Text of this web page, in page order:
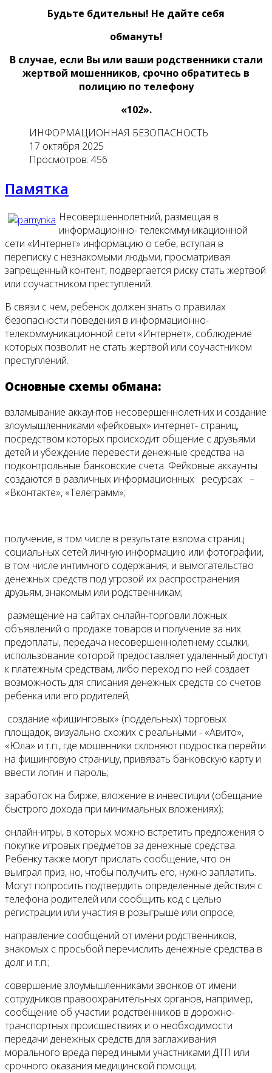
Будьте бдительны! Не дайте себя
обмануть!
В случае, если Вы или ваши родственники стали
жертвой мошенников, срочно обратитесь в
полицию по телефону
«102».
ИНФОРМАЦИОННАЯ БЕЗОПАСНОСТЬ
17 октября 2025
Просмотров: 456
Памятка
Несовершеннолетний, размещая в
информационно- телекоммуникационной
сети «Интернет» информацию о себе, вступая в
переписку с незнакомыми людьми, просматривая
запрещенный контент, подвергается риску стать жертвой
или соучастником преступлений.
В связи с чем, ребенок должен знать о правилах
безопасности поведения в информационно-
телекоммуникационной сети «Интернет», соблюдение
которых позволит не стать жертвой или соучастником
преступлений.
Основные схемы обмана:
взламывание аккаунтов несовершеннолетних и создание
злоумышленниками «фейковых» интернет- страниц,
посредством которых происходит общение с друзьями
детей и убеждение перевести денежные средства на
подконтрольные банковские счета. Фейковые аккаунты
создаются в различных информационных ресурсах –
«Вконтакте», «Телеграмм»;
получение, в том числе в результате взлома страниц
социальных сетей личную информацию или фотографии,
в том числе интимного содержания, и вымогательство
денежных средств под угрозой их распространения
друзьям, знакомым или родственникам;
размещение на сайтах онлайн-торговли ложных
объявлений о продаже товаров и получение за них
предоплаты, передача несовершеннолетнему ссылки,
использование которой предоставляет удаленный доступ
к платежным средствам, либо переход по ней создает
возможность для списания денежных средств со счетов
ребенка или его родителей;
создание «фишинговых» (поддельных) торговых
площадок, визуально схожих с реальными - «Авито»,
«Юла» и т.п., где мошенники склоняют подростка перейти
на фишинговую страницу, привязать банковскую карту и
ввести логин и пароль;
заработок на бирже, вложение в инвестиции (обещание
быстрого дохода при минимальных вложениях);
онлайн-игры, в которых можно встретить предложения о
покупке игровых предметов за денежные средства.
Ребенку также могут прислать сообщение, что он
выиграл приз, но, чтобы получить его, нужно заплатить.
Могут попросить подтвердить определенные действия с
телефона родителей или сообщить код с целью
регистрации или участия в розыгрыше или опросе;
направление сообщений от имени родственников,
знакомых с просьбой перечислить денежные средства в
долг и т.п.;
совершение злоумышленниками звонков от имени
сотрудников правоохранительных органов, например,
сообщение об участии родственников в дорожно-
транспортных происшествиях и о необходимости
передачи денежных средств для заглаживания
морального вреда перед иными участниками ДТП или
срочного оказания медицинской помощи;